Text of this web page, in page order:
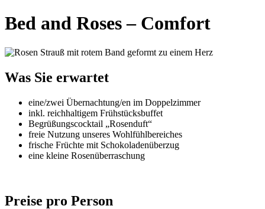
Bed and Roses – Comfort
Was Sie erwartet
eine/zwei Übernachtung/en im Doppelzimmer
inkl. reichhaltigem Frühstücksbuffet
Begrüßungscocktail „Rosenduft“
freie Nutzung unseres Wohlfühlbereiches
frische Früchte mit Schokoladenüberzug
eine kleine Rosenüberraschung
Preise pro Person